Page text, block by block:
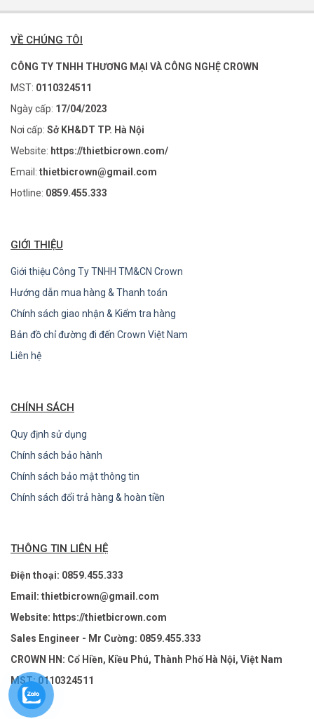
VỀ CHÚNG TÔI
CÔNG TY TNHH THƯƠNG MẠI VÀ CÔNG NGHỆ CROWN
MST: 0110324511
Ngày cấp: 17/04/2023
Nơi cấp: Sở KH&DT TP. Hà Nội
Website: https://thietbicrown.com/
Email: thietbicrown@gmail.com
Hotline: 0859.455.333
GIỚI THIỆU
Giới thiệu Công Ty TNHH TM&CN Crown
Hướng dẫn mua hàng & Thanh toán
Chính sách giao nhận & Kiểm tra hàng
Bản đồ chỉ đường đi đến Crown Việt Nam
Liên hệ
CHÍNH SÁCH
Quy định sử dụng
Chính sách bảo hành
Chính sách bảo mật thông tin
Chính sách đổi trả hàng & hoàn tiền
THÔNG TIN LIÊN HỆ
Điện thoại: 0859.455.333
Email: thietbicrown@gmail.com
Website: https://thietbicrown.com
Sales Engineer - Mr Cường: 0859.455.333
CROWN HN: Cổ Hiền, Kiều Phú, Thành Phố Hà Nội, Việt Nam
MST: 0110324511